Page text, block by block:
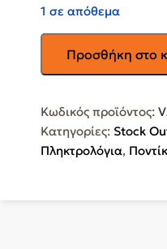
1 σε απόθεμα
Wireless
Σετ
Πληκτρολόγιο
&
VALUE
Προσθήκη στο
Κωδικός προϊόντος:
Κατηγορίες: Stock
Πληκτρολόγια,